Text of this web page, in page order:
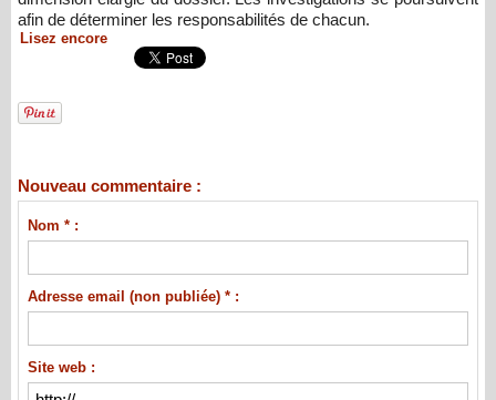
afin de déterminer les responsabilités de chacun.
Lisez encore
Nouveau commentaire :
Nom * :
Adresse email (non publiée) * :
Site web :